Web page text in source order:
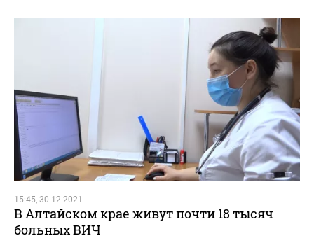
15:45, 30.12.2021
В Алтайском крае живут почти 18 тысяч
больных ВИЧ